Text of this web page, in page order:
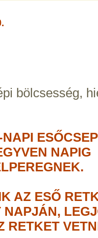
bölcsesség,
NAPIG
AZ ESŐ
NAPJÁN,
RETKET